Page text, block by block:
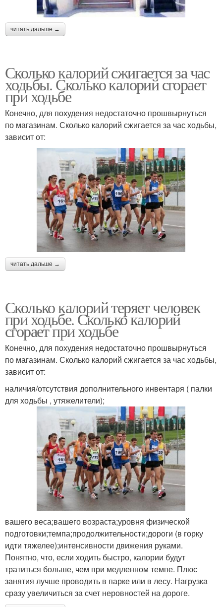
читать дальше →
Сколько калорий сжигается за час
ходьбы. Сколько калорий сгорает
при ходьбе
Конечно, для похудения недостаточно прошвырнуться
по магазинам. Сколько калорий сжигается за час ходьбы,
зависит от:
читать дальше →
Сколько калорий теряет человек
при ходьбе. Сколько калорий
сгорает при ходьбе
Конечно, для похудения недостаточно прошвырнуться
по магазинам. Сколько калорий сжигается за час ходьбы,
зависит от:
наличия/отсутствия дополнительного инвентаря ( палки
для ходьбы , утяжелители);
вашего веса;вашего возраста;уровня физической
подготовки;темпа;продолжительности;дороги (в горку
идти тяжелее);интенсивности движения руками.
Понятно, что, если ходить быстро, калории будут
тратиться больше, чем при медленном темпе. Плюс
занятия лучше проводить в парке или в лесу. Нагрузка
сразу увеличиться за счет неровностей на дороге.